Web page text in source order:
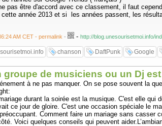
pas être d'accord avec ce classement, il faut
année 2013 et si les années passent, les
AM CET - permalink - - http://blog.unesourisetmoi.info/
chanson DaftPunk Google
groupe de musiciens ou un Dj
à ne pas manquer. On se pose souvent la
durant la soirée est la musique. C'est elle
ce jour de gloire. C'est une occasion spéciale le
Comment faire un mariage sans casser
Voici quelques conseils qui peuvent